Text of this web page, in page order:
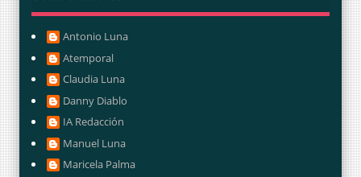
Antonio Luna
Atemporal
Claudia Luna
Danny Diablo
IA Redacción
Manuel Luna
Maricela Palma